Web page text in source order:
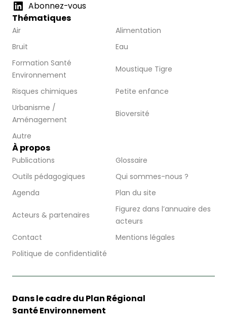
Abonnez-vous
Thématiques
Air
Alimentation
Bruit
Eau
Formation Santé
Environnement
Moustique Tigre
Risques chimiques
Petite enfance
Urbanisme /
Aménagement
Bioversité
Autre
À propos
Publications
Glossaire
Outils pédagogiques
Qui sommes-nous ?
Agenda
Plan du site
Acteurs & partenaires
Figurez dans l’annuaire des
acteurs
Contact
Mentions légales
Politique de confidentialité
Dans le cadre du Plan Régional
Santé Environnement